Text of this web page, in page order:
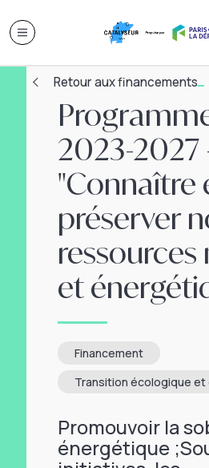
Retour aux financements
2023-2027
"Connaître
préserver
ressources
et
Financement
Transition écologique
Promouvoir la
énergétique